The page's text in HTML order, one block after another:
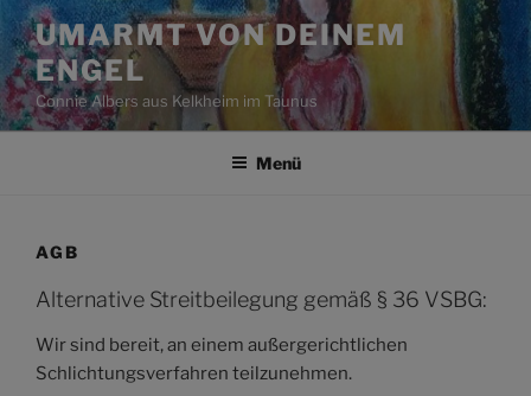
Zum
Inhalt
springen
UMARMT VON DEINEM
ENGEL
Connie Albers aus Kelkheim im Taunus
Menü
AGB
Alternative Streitbeilegung gemäß § 36 VSBG:
Wir sind bereit, an einem außergerichtlichen
Schlichtungsverfahren teilzunehmen.